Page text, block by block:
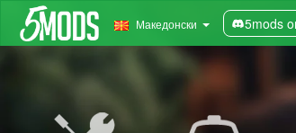
Македонски 5mods